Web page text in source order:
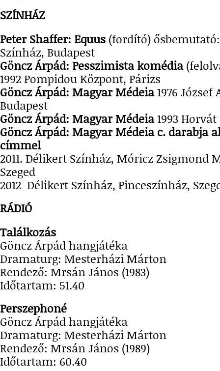
SZÍNHÁZ
Peter Shaffer: Equus (fordító) ősbemutató:
Színház, Budapest
Göncz Árpád: Pesszimista komédia
1992 Pompidou Központ, Párizs
Göncz Árpád: Magyar Médeia1976
Budapest
Göncz Árpád: Magyar Médeia1993
Göncz Árpád: Magyar Médeia c. darabja
címmel
2011. Délikert Színház, Móricz Zsigmond
Szeged
2012 Délikert Színház, Pinceszínház,
RÁDIÓ
Találkozás
Göncz Árpád hangjátéka
Dramaturg: Mesterházi Márton
Rendező: Mrsán János (1983)
Időtartam: 51.40
Perszephoné
Göncz Árpád hangjátéka
Dramaturg: Mesterházi Márton
Rendező: Mrsán János (1989)
Időtartam: 60.40